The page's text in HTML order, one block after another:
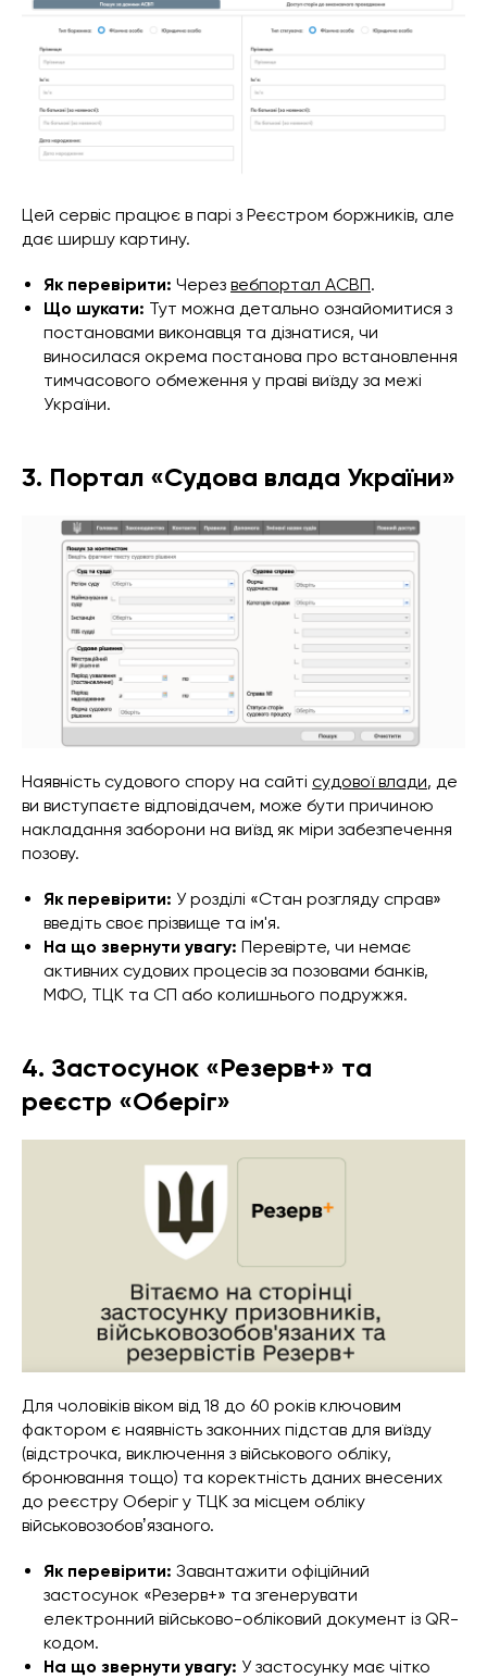
Цей сервіс працює в парі з Реєстром боржників, але
дає ширшу картину.
Як перевірити: Через вебпортал АСВП.
Що шукати: Тут можна детально ознайомитися з
постановами виконавця та дізнатися, чи
виносилася окрема постанова про встановлення
тимчасового обмеження у праві виїзду за межі
України.
3. Портал «Судова влада України»
Наявність судового спору на сайті судової влади, де
ви виступаєте відповідачем, може бути причиною
накладання заборони на виїзд як міри забезпечення
позову.
Як перевірити: У розділі «Стан розгляду справ»
введіть своє прізвище та ім'я.
На що звернути увагу: Перевірте, чи немає
активних судових процесів за позовами банків,
МФО, ТЦК та СП або колишнього подружжя.
4. Застосунок «Резерв+» та
реєстр «Оберіг»
Для чоловіків віком від 18 до 60 років ключовим
фактором є наявність законних підстав для виїзду
(відстрочка, виключення з військового обліку,
бронювання тощо) та коректність даних внесених
до реєстру Оберіг у ТЦК за місцем обліку
військовозобовʼязаного.
Як перевірити: Завантажити офіційний
застосунок «Резерв+» та згенерувати
електронний військово-обліковий документ із QR-
кодом.
На що звернути увагу: У застосунку має чітко